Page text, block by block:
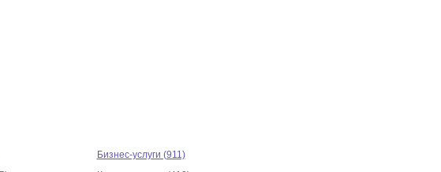
Бизнес-услуги (911)